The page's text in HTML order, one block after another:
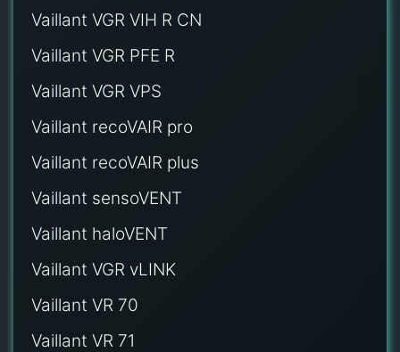
Vaillant VGR VIH R CN
Vaillant VGR PFE R
Vaillant VGR VPS
Vaillant recoVAIR pro
Vaillant recoVAIR plus
Vaillant sensoVENT
Vaillant haloVENT
Vaillant VGR vLINK
Vaillant VR 70
Vaillant VR 71